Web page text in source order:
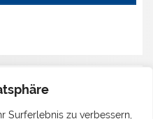
Surferlebnis zu verbessern,